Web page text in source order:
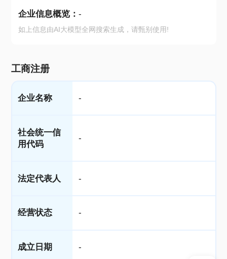
企业信息概览： -
如上信息由AI大模型全网搜索生成，请甄别使用!
工商注册
企业名称 -
社会统一信
用代码
-
法定代表人 -
经营状态 -
成立日期 -